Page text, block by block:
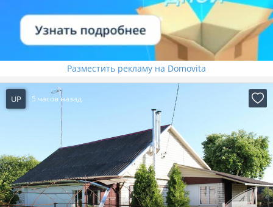
Разместить рекламу на Domovita
UP 5 часов назад